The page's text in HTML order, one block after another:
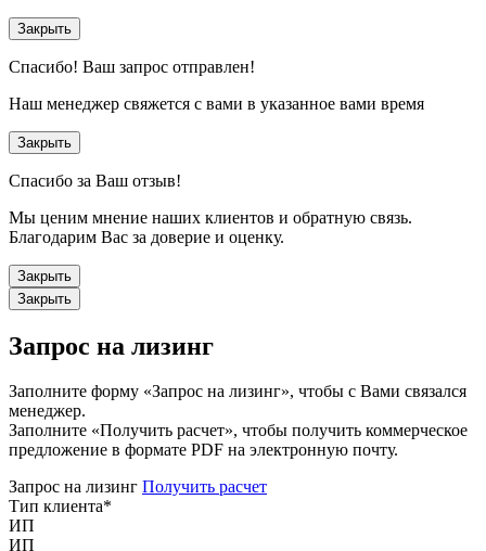
Закрыть
Спасибо! Ваш запрос отправлен!
Наш менеджер свяжется с вами в указанное вами время
Закрыть
Спасибо за Ваш отзыв!
Мы ценим мнение наших клиентов и обратную связь.
Благодарим Вас за доверие и оценку.
Закрыть
Закрыть
Запрос на лизинг
Заполните форму «Запрос на лизинг», чтобы с Вами связался
менеджер.
Заполните «Получить расчет», чтобы получить коммерческое
предложение в формате PDF на электронную почту.
Запрос на лизинг Получить расчет
Тип клиента*
ИП
ИП